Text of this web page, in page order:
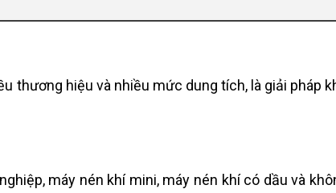
thương hiệu và nhiều mức dung tích, là giải pháp
máy nén khí mini, máy nén khí có dầu và